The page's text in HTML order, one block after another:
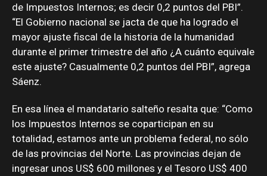
de Impuestos Internos; es decir 0,2 puntos del PBI”.
“El Gobierno nacional se jacta de que ha logrado el
mayor ajuste fiscal de la historia de la humanidad
durante el primer trimestre del año ¿A cuánto equivale
este ajuste? Casualmente 0,2 puntos del PBI”, agrega
Sáenz.
En esa línea el mandatario salteño resalta que: “Como
los Impuestos Internos se coparticipan en su
totalidad, estamos ante un problema federal, no sólo
de las provincias del Norte. Las provincias dejan de
ingresar unos US$ 600 millones y el Tesoro US$ 400